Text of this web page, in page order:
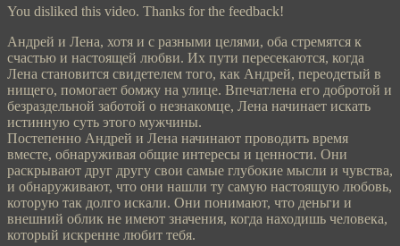
You disliked this video. Thanks for the feedback!
Андрей и Лена, хотя и с разными целями, оба стремятся к
счастью и настоящей любви. Их пути пересекаются, когда
Лена становится свидетелем того, как Андрей, переодетый в
нищего, помогает бомжу на улице. Впечатлена его добротой и
безраздельной заботой о незнакомце, Лена начинает искать
истинную суть этого мужчины.
Постепенно Андрей и Лена начинают проводить время
вместе, обнаруживая общие интересы и ценности. Они
раскрывают друг другу свои самые глубокие мысли и чувства,
и обнаруживают, что они нашли ту самую настоящую любовь,
которую так долго искали. Они понимают, что деньги и
внешний облик не имеют значения, когда находишь человека,
который искренне любит тебя.